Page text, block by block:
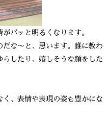
パッと明るくなります。
だな〜と、思います。誰に教わ
したり、嬉しそうな顔をした
、表情や表現の姿も豊かにな